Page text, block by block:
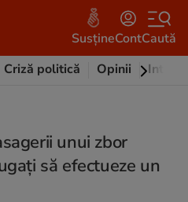
SusțineContCaută
Criză politică Opinii
unui zbor
să efectueze un